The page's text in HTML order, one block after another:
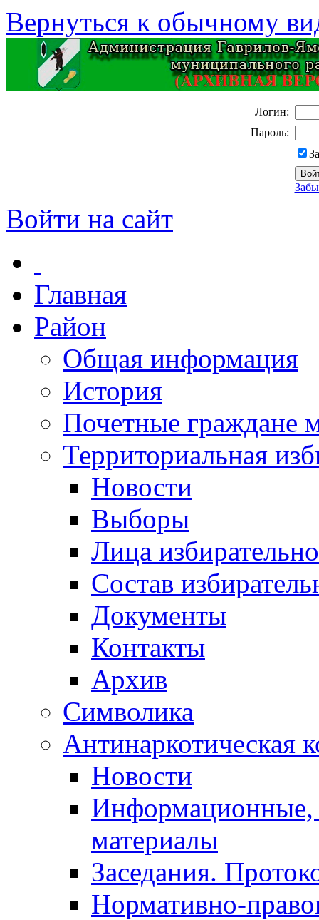
Вернуться к обычному
Логин:
Пароль:
Войти на сайт
Главная
Район
Общая информация
История
Почетные граждане
Территориальная
Новости
Выборы
Лица
Состав
Документы
Контакты
Архив
Символика
Антинаркотическая
Новости
Информационные,
материалы
Заседания.
Нормативно-